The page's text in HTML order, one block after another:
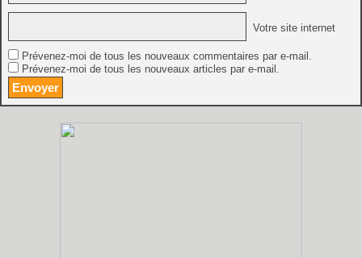
Votre site internet
Prévenez-moi de tous les nouveaux commentaires par e-mail.
Prévenez-moi de tous les nouveaux articles par e-mail.